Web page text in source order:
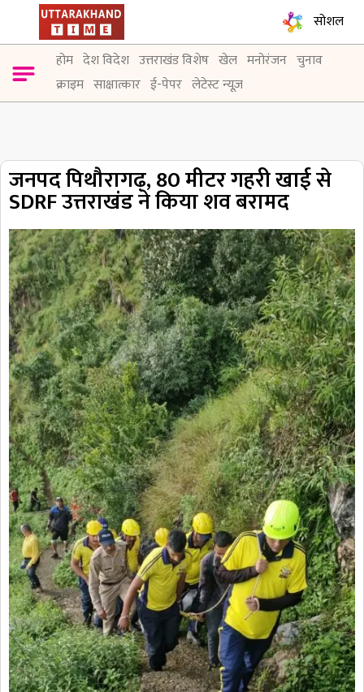
सोशल
होम देश विदेश उत्तराखंड विशेष खेल मनोरंजन चुनाव
क्राइम साक्षात्कार ई-पेपर लेटेस्ट न्यूज़
जनपद पिथौरागढ़, 80 मीटर गहरी खाई से
SDRF उत्तराखंड ने किया शव बरामद